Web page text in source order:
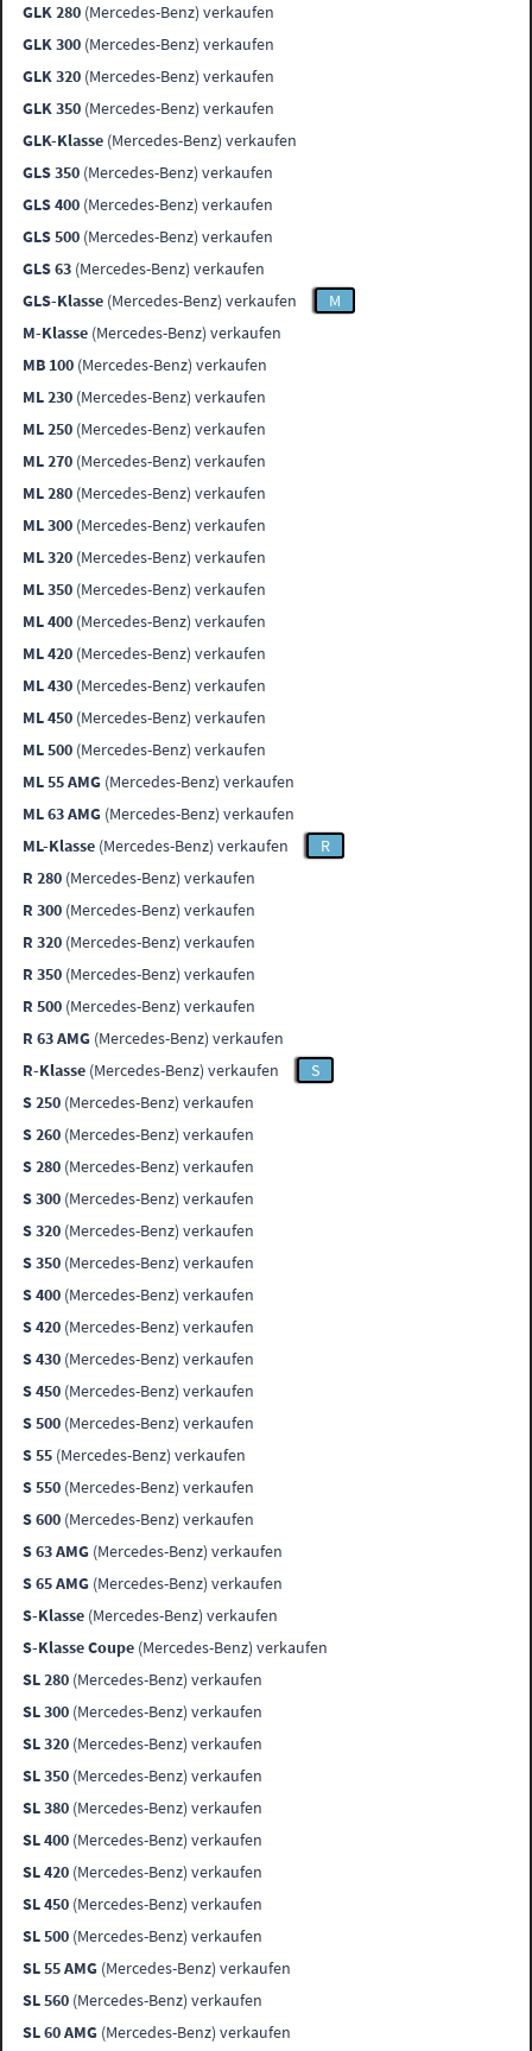
GLK 280 (Mercedes-Benz) verkaufen
GLK 300 (Mercedes-Benz) verkaufen
GLK 320 (Mercedes-Benz) verkaufen
GLK 350 (Mercedes-Benz) verkaufen
GLK-Klasse (Mercedes-Benz) verkaufen
GLS 350 (Mercedes-Benz) verkaufen
GLS 400 (Mercedes-Benz) verkaufen
GLS 500 (Mercedes-Benz) verkaufen
GLS 63 (Mercedes-Benz) verkaufen
GLS-Klasse (Mercedes-Benz) verkaufen
M
M-Klasse (Mercedes-Benz) verkaufen
MB 100 (Mercedes-Benz) verkaufen
ML 230 (Mercedes-Benz) verkaufen
ML 250 (Mercedes-Benz) verkaufen
ML 270 (Mercedes-Benz) verkaufen
ML 280 (Mercedes-Benz) verkaufen
ML 300 (Mercedes-Benz) verkaufen
ML 320 (Mercedes-Benz) verkaufen
ML 350 (Mercedes-Benz) verkaufen
ML 400 (Mercedes-Benz) verkaufen
ML 420 (Mercedes-Benz) verkaufen
ML 430 (Mercedes-Benz) verkaufen
ML 450 (Mercedes-Benz) verkaufen
ML 500 (Mercedes-Benz) verkaufen
ML 55 AMG (Mercedes-Benz) verkaufen
ML 63 AMG (Mercedes-Benz) verkaufen
ML-Klasse (Mercedes-Benz) verkaufen
R
R 280 (Mercedes-Benz) verkaufen
R 300 (Mercedes-Benz) verkaufen
R 320 (Mercedes-Benz) verkaufen
R 350 (Mercedes-Benz) verkaufen
R 500 (Mercedes-Benz) verkaufen
R 63 AMG (Mercedes-Benz) verkaufen
R-Klasse (Mercedes-Benz) verkaufen
S
S 250 (Mercedes-Benz) verkaufen
S 260 (Mercedes-Benz) verkaufen
S 280 (Mercedes-Benz) verkaufen
S 300 (Mercedes-Benz) verkaufen
S 320 (Mercedes-Benz) verkaufen
S 350 (Mercedes-Benz) verkaufen
S 400 (Mercedes-Benz) verkaufen
S 420 (Mercedes-Benz) verkaufen
S 430 (Mercedes-Benz) verkaufen
S 450 (Mercedes-Benz) verkaufen
S 500 (Mercedes-Benz) verkaufen
S 55 (Mercedes-Benz) verkaufen
S 550 (Mercedes-Benz) verkaufen
S 600 (Mercedes-Benz) verkaufen
S 63 AMG (Mercedes-Benz) verkaufen
S 65 AMG (Mercedes-Benz) verkaufen
S-Klasse (Mercedes-Benz) verkaufen
S-Klasse Coupe (Mercedes-Benz) verkaufen
SL 280 (Mercedes-Benz) verkaufen
SL 300 (Mercedes-Benz) verkaufen
SL 320 (Mercedes-Benz) verkaufen
SL 350 (Mercedes-Benz) verkaufen
SL 380 (Mercedes-Benz) verkaufen
SL 400 (Mercedes-Benz) verkaufen
SL 420 (Mercedes-Benz) verkaufen
SL 450 (Mercedes-Benz) verkaufen
SL 500 (Mercedes-Benz) verkaufen
SL 55 AMG (Mercedes-Benz) verkaufen
SL 560 (Mercedes-Benz) verkaufen
SL 60 AMG (Mercedes-Benz) verkaufen